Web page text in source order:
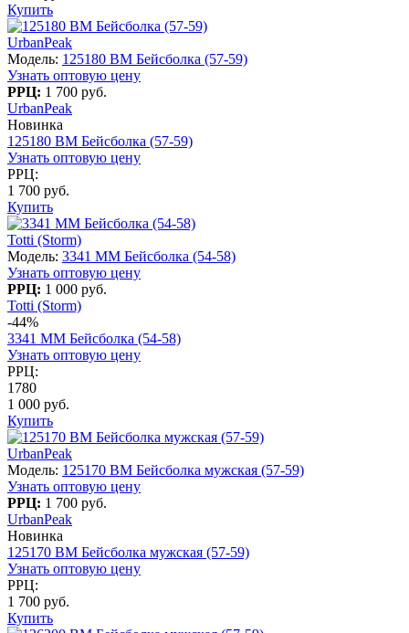
Купить
UrbanPeak
Модель: 125180 BM Бейсболка (57-59)
Узнать оптовую цену
РРЦ: 1 700 руб.
UrbanPeak
Новинка
125180 BM Бейсболка (57-59)
Узнать оптовую цену
РРЦ:
1 700 руб.
Купить
Totti (Storm)
Модель: 3341 MM Бейсболка (54-58)
Узнать оптовую цену
РРЦ: 1 000 руб.
Totti (Storm)
-44%
3341 MM Бейсболка (54-58)
Узнать оптовую цену
РРЦ:
1780
1 000 руб.
Купить
UrbanPeak
Модель: 125170 BM Бейсболка мужская (57-59)
Узнать оптовую цену
РРЦ: 1 700 руб.
UrbanPeak
Новинка
125170 BM Бейсболка мужская (57-59)
Узнать оптовую цену
РРЦ:
1 700 руб.
Купить